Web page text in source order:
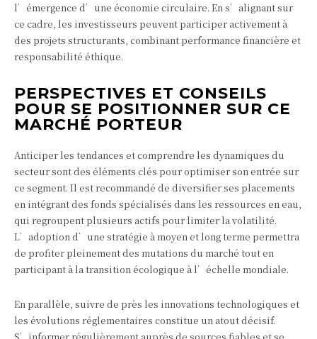
l’émergence d’une économie circulaire. En s’alignant sur
ce cadre, les investisseurs peuvent participer activement à
des projets structurants, combinant performance financière et
responsabilité éthique.
PERSPECTIVES ET CONSEILS
POUR SE POSITIONNER SUR CE
MARCHÉ PORTEUR
Anticiper les tendances et comprendre les dynamiques du
secteur sont des éléments clés pour optimiser son entrée sur
ce segment. Il est recommandé de diversifier ses placements
en intégrant des fonds spécialisés dans les ressources en eau,
qui regroupent plusieurs actifs pour limiter la volatilité.
L’adoption d’une stratégie à moyen et long terme permettra
de profiter pleinement des mutations du marché tout en
participant à la transition écologique à l’échelle mondiale.
En parallèle, suivre de près les innovations technologiques et
les évolutions réglementaires constitue un atout décisif.